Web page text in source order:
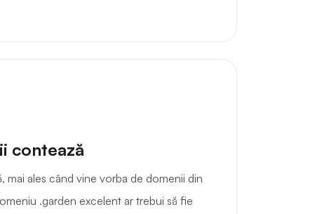
contează
mai ales când vine vorba de domenii din
.garden excelent ar trebui să fie